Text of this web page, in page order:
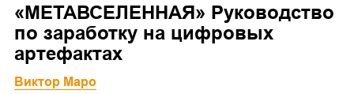
«МЕТАВСЕЛЕННАЯ» Руководство
по заработку на цифровых
артефактах
Виктор Маро